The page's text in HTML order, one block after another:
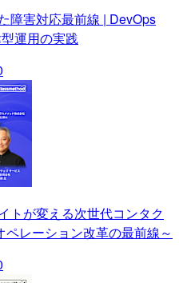
障害対応最前線 | DevOps
運用の実践
トが変える次世代コンタク
ペレーション改革の最前線～